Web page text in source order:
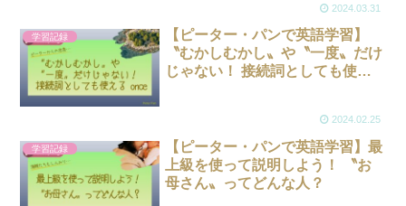
2024.03.31
学習記録
【ピーター・パンで英語学習】
〝むかしむかし〟や〝一度〟だけ
じゃない！ 接続詞としても使え
2024.02.25
学習記録
【ピーター・パンで英語学習】最
上級を使って説明しよう！ 〝お
母さん〟ってどんな人？